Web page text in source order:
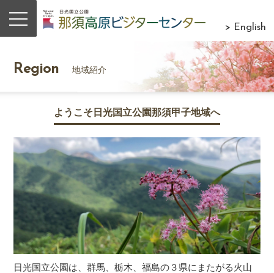
> English
Region 地域紹介
ようこそ日光国立公園那須甲子地域へ
日光国立公園は、群馬、栃木、福島の３県にまたがる火山